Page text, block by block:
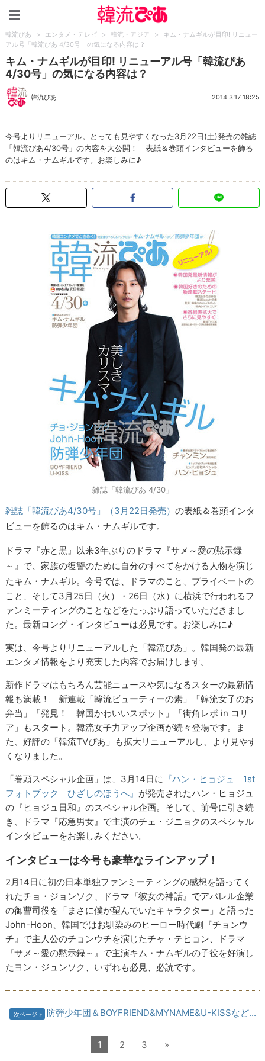
韓流ぴあ > エンタメ・テレビ > 韓流・アジア >
キム・ナムギルが目印! リニュー
アル号「韓流ぴあ 4/30号」の気になる内容は？
キム・ナムギルが目印! リニューアル号「韓流ぴあ
4/30号」の気になる内容は？
韓流ぴあ 2014.3.17 18:25
今号よりリニューアル。とっても見やすくなった3月22日(土)発売の雑誌
「韓流ぴあ4/30号」の内容を大公開！ 表紙＆巻頭インタビューを飾る
のはキム・ナムギルです。お楽しみに♪
雑誌「韓流ぴあ 4/30」
雑誌「韓流ぴあ4/30号」（3月22日発売）の表紙＆巻頭インタ
ビューを飾るのはキム・ナムギルです。
ドラマ『赤と黒』以来3年ぶりのドラマ『サメ～愛の黙示録
～』で、家族の復讐のために自分のすべてをかける人物を演じ
たキム・ナムギル。今号では、
ドラマのこと、プライベートの
こと、そして3月25日（火）・26日（水）に横浜で行われるフ
ァンミーティングのことなどをたっぷり語っていただきまし
た。最新ロング・インタビューは必見です。お楽しみに♪
実は、今号よりリニューアルした「韓流ぴあ」。韓国発の最新
エンタメ情報をより充実した内容でお届けします。
新作ドラマはもちろん芸能ニュースや気になるスターの最新情
報も満載！ 新連載「韓流ビューティーの素」「韓流女子のお
弁当」「発見！ 韓国かわいいスポット」「街角レポ in コリ
ア」もスタート。韓流女子力アップ企画が続々登場です。ま
た、好評の「韓流TVぴあ」も拡大リニューアルし、より見やす
くなりました。
「巻頭スペシャル企画」は、3月14日に 『ハン・ヒョジュ 1st
フォトブック ひざしのほうへ』 が発売されたハン・ヒョジュ
の『ヒョジュ日和』のスペシャル企画。そして、前号に引き続
き、ドラマ『応急男女』で主演のチェ・ジニョクのスペシャル
インタビューをお楽しみください。
インタビューは今号も豪華なラインアップ！
2月14日に初の日本単独ファンミーティングの感想を語ってく
れたチョ・ジョンソク、ドラマ『彼女の神話』でアパレル企業
の御曹司役を「まさに僕が望んでいたキャラクター」と語った
John-Hoon、韓国ではお馴染みのヒーロー時代劇『チョンウ
チ』で主人公のチョンウチを演じたチャ・テヒョン、ドラマ
『サメ～愛の黙示録～』で主演キム・ナムギルの子役を好演し
たヨン・ジュンソク、いずれも必見、必読です。
次ページ 防弾少年団＆BOYFRIEND&MYNAME&U-KISSなど...
1 2 3 »